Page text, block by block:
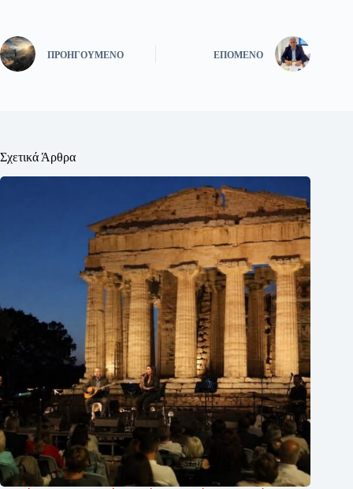
ΠΡΟΗΓΟΎΜΕΝΟ ΕΠΌΜΕΝΟ
Σχετικά Άρθρα